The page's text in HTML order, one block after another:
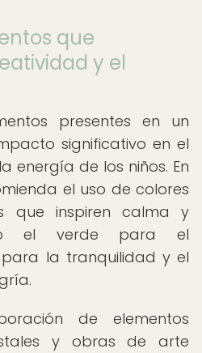
que
y el
presentes en un
significativo en el
energía de los niños. En
el uso de colores
que inspiren calma y
el verde para el
para la tranquilidad y el
de elementos
y obras de arte